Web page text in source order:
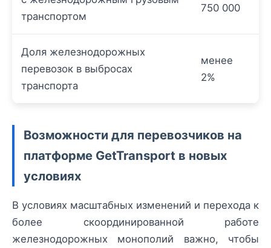
транспортом
750 000
Доля железнодорожных
перевозок в выбросах
транспорта
менее
2%
Возможности для перевозчиков на
платформе GetTransport в новых
условиях
В условиях масштабных изменений и перехода к
более скоординированной работе
железнодорожных монополий важно, чтобы